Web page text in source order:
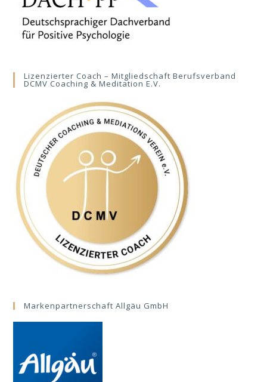
Lizenzierter Coach – Mitgliedschaft Berufsverband
DCMV Coaching & Meditation E.V.
Markenpartnerschaft Allgäu GmbH